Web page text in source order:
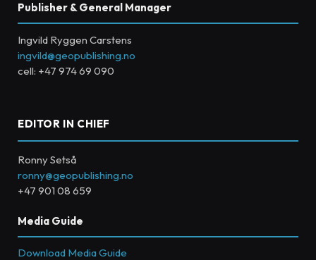
Publisher & General Manager
Ingvild Ryggen Carstens
ingvild@geopublishing.no
cell: +47 974 69 090
EDITOR IN CHIEF
Ronny Setså
ronny@geopublishing.no
+47 901 08 659
Media Guide
Download Media Guide